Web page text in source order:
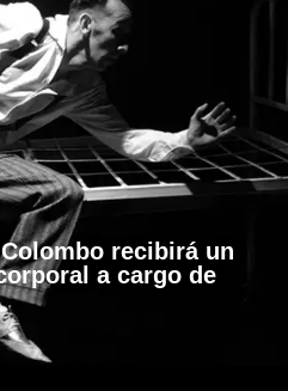
recibirá un
a cargo de